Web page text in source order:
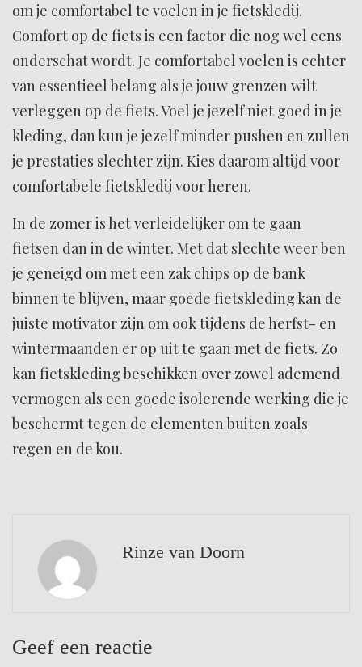
om je comfortabel te voelen in je fietskledij.
Comfort op de fiets is een factor die nog wel eens
onderschat wordt. Je comfortabel voelen is echter
van essentieel belang als je jouw grenzen wilt
verleggen op de fiets. Voel je jezelf niet goed in je
kleding, dan kun je jezelf minder pushen en zullen
je prestaties slechter zijn. Kies daarom altijd voor
comfortabele fietskledij voor heren.
In de zomer is het verleidelijker om te gaan
fietsen dan in de winter. Met dat slechte weer ben
je geneigd om met een zak chips op de bank
binnen te blijven, maar goede fietskleding kan de
juiste motivator zijn om ook tijdens de herfst- en
wintermaanden er op uit te gaan met de fiets. Zo
kan fietskleding beschikken over zowel ademend
vermogen als een goede isolerende werking die je
beschermt tegen de elementen buiten zoals
regen en de kou.
Rinze van Doorn
Geef een reactie